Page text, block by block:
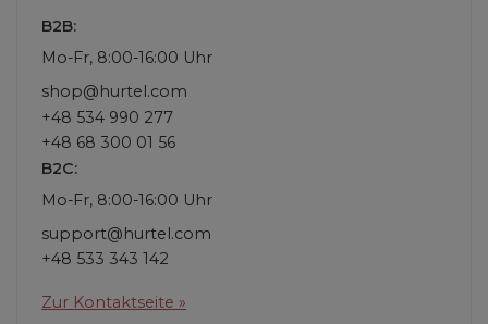
B2B:
Mo-Fr, 8:00-16:00 Uhr
shop@hurtel.com
+48 534 990 277
+48 68 300 01 56
B2C:
Mo-Fr, 8:00-16:00 Uhr
support@hurtel.com
+48 533 343 142
Zur Kontaktseite »